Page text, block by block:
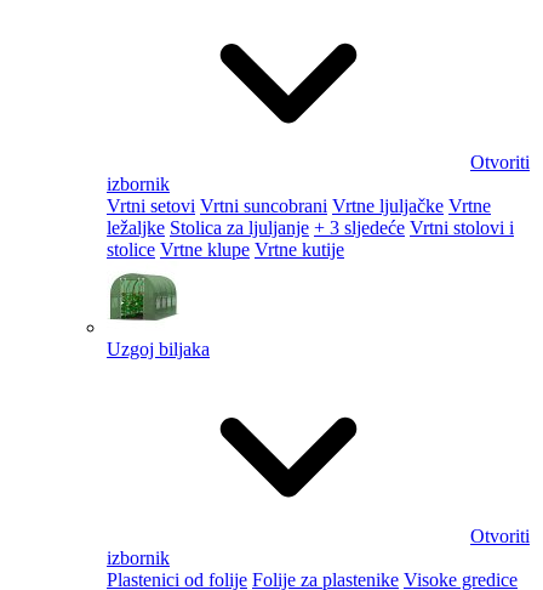
Otvoriti
izbornik
Vrtni setovi Vrtni suncobrani Vrtne ljuljačke Vrtne
ležaljke Stolica za ljuljanje + 3 sljedeće Vrtni stolovi i
stolice Vrtne klupe Vrtne kutije
Uzgoj biljaka
Otvoriti
izbornik
Plastenici od folije Folije za plastenike Visoke gredice